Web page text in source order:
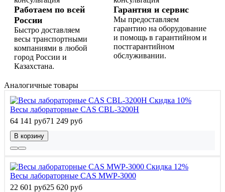
Работаем по всей
России
Быстро доставляем
весы транспортными
компаниями в любой
город России и
Казахстана.
Гарантия и сервис
Мы предоставляем
гарантию на оборудование
и помощь в гарантийном и
постгарантийном
обслуживании.
Аналогичные товары
Скидка 10%
Весы лабораторные CAS CBL-3200H
64 141 руб71 249 руб
В корзину
Скидка 12%
Весы лабораторные CAS MWP-3000
22 601 руб25 620 руб